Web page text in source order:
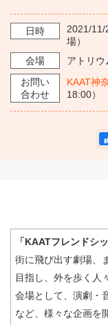
・ レストラン/カフェ
日時 2021/11/
場）
会場
アトリウ
お問い
合わせ
KAAT神
18:00）
「KAATフレンドシ
街に飛び出す劇場、
目指し、外を歩く人
会場として、演劇・
など、様々な企画を